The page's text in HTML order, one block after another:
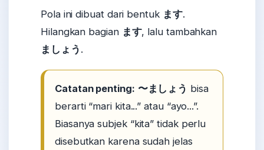
Pola ini dibuat dari bentuk ます.
Hilangkan bagian ます, lalu tambahkan
ましょう .
Catatan penting: 〜ましょう bisa
berarti “mari kita...” atau “ayo...”.
Biasanya subjek “kita” tidak perlu
disebutkan karena sudah jelas